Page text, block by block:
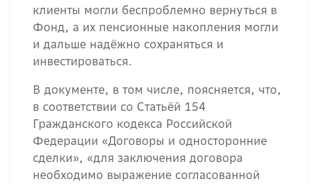
клиенты могли беспроблемно вернуться в
Фонд, а их пенсионные накопления могли
и дальше надёжно сохраняться и
инвестироваться.
В документе, в том числе, поясняется, что,
в соответствии со Статьёй 154
Гражданского кодекса Российской
Федерации «Договоры и односторонние
сделки», «для заключения договора
необходимо выражение согласованной